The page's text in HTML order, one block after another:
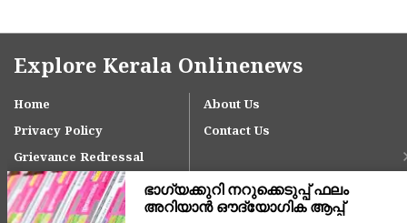
ഉൾപ്പെടെ 32,999 രൂപയാണ് ഫലപ്രദമായ
Explore Kerala Onlinenews
Home
About Us
Privacy Policy
Contact Us
Grievance Redressal